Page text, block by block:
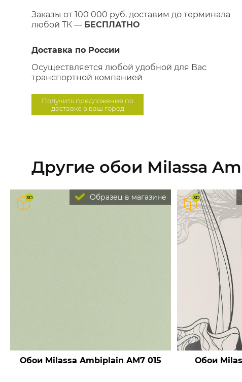
Заказы от 100 000 руб. доставим до терминала
любой ТК — БЕСПЛАТНО
Доставка по России
Осуществляется любой удобной для Вас
транспортной компанией
Получить предложение по
доставке в ваш город
Другие обои Milassa
Образец в магазине
Обои Milassa Ambiplain AM7 015 Обои